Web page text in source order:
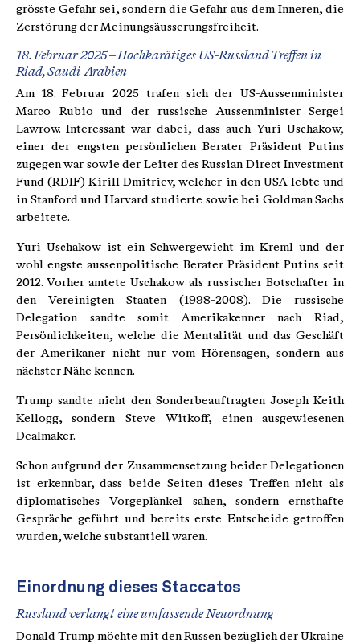
grösste Gefahr sei, sondern die Gefahr aus dem Inneren, die
Zerstörung der Meinungsäusserungsfreiheit.
18. Februar 2025 – Hochkarätiges US-Russland Treffen in
Riad, Saudi-Arabien
Am 18. Februar 2025 trafen sich der US-Aussenminister
Marco Rubio und der russische Aussenminister Sergei
Lawrow. Interessant war dabei, dass auch Yuri Uschakow,
einer der engsten persönlichen Berater Präsident Putins
zugegen war sowie der Leiter des Russian Direct Investment
Fund (RDIF) Kirill Dmitriev, welcher in den USA lebte und
in Stanford und Harvard studierte sowie bei Goldman Sachs
arbeitete.
Yuri Uschakow ist ein Schwergewicht im Kreml und der
wohl engste aussenpolitische Berater Präsident Putins seit
2012. Vorher amtete Uschakow als russischer Botschafter in
den Vereinigten Staaten (1998-2008). Die russische
Delegation sandte somit Amerikakenner nach Riad,
Persönlichkeiten, welche die Mentalität und das Geschäft
der Amerikaner nicht nur vom Hörensagen, sondern aus
nächster Nähe kennen.
Trump sandte nicht den Sonderbeauftragten Joseph Keith
Kellogg, sondern Steve Witkoff, einen ausgewiesenen
Dealmaker.
Schon aufgrund der Zusammensetzung beider Delegationen
ist erkennbar, dass beide Seiten dieses Treffen nicht als
diplomatisches Vorgeplänkel sahen, sondern ernsthafte
Gespräche geführt und bereits erste Entscheide getroffen
wurden, welche substantiell waren.
Einordnung dieses Staccatos
Russland verlangt eine umfassende Neuordnung
Donald Trump möchte mit den Russen bezüglich der Ukraine